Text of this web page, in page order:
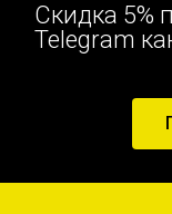
Скидка 5%
Telegram